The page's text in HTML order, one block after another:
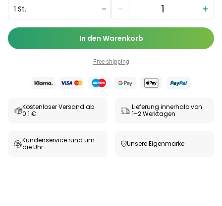
1 St. − +
In den Warenkorb
Free shipping
Kostenloser Versand ab
0.1 €
Lieferung innerhalb von
1–2 Werktagen
Kundenservice rund um
die Uhr
Unsere Eigenmarke